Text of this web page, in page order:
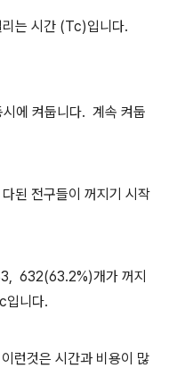
는 시간 (Tc)입니다.
에 켜둡니다. 계속 켜둡
된 전구들이 꺼지기 시작
632(63.2%)개가 꺼지
입니다.
런것은 시간과 비용이 많